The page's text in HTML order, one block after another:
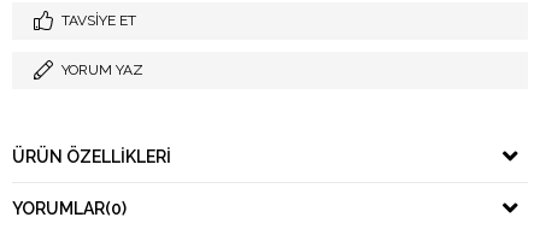
TAVSIYE ET
YORUM YAZ
ÜRÜN ÖZELLIKLERI
YORUMLAR(0)